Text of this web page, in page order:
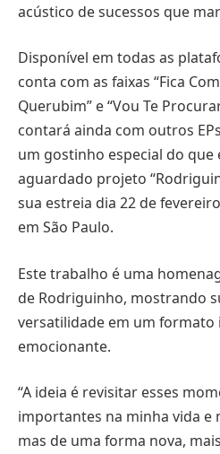
acústico de sucessos que
Disponível em todas as
conta com as faixas “Fica
Querubim” e “Vou Te
contará ainda com outros
um gostinho especial do que
aguardado projeto
sua estreia dia 22 de
em São Paulo.
Este trabalho é uma
de Rodriguinho, mostrando
versatilidade em um formato
emocionante.
“A ideia é revisitar esses
importantes na minha vida e
mas de uma forma nova,